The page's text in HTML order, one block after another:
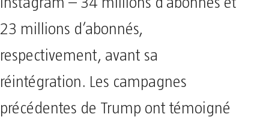
23 millions d’abonnés,
respectivement, avant sa
réintégration. Les campagnes
précédentes de Trump ont témoigné